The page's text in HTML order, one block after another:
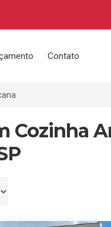
Contato
Cozinha